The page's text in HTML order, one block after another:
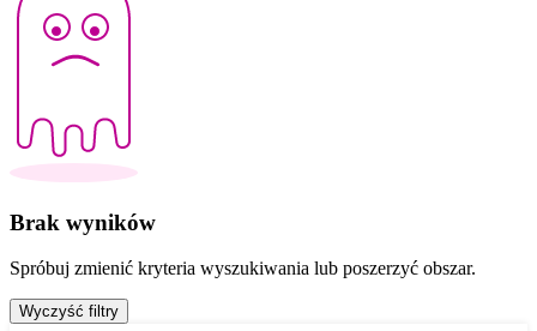
Brak wyników
Spróbuj zmienić kryteria wyszukiwania lub poszerzyć obszar.
Wyczyść filtry